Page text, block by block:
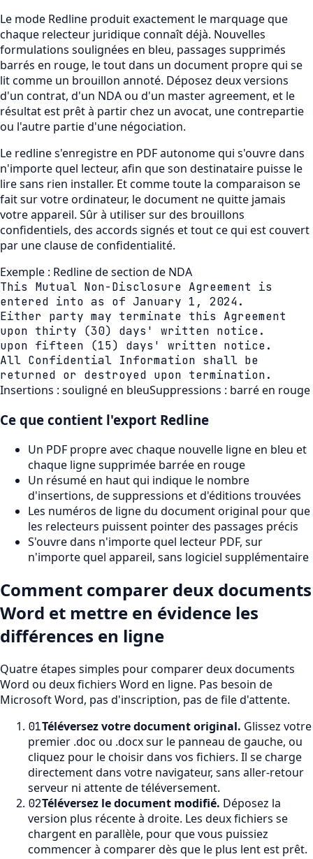
Le mode Redline produit exactement le marquage que
chaque relecteur juridique connaît déjà. Nouvelles
formulations soulignées en bleu, passages supprimés
barrés en rouge, le tout dans un document propre qui se
lit comme un brouillon annoté. Déposez deux versions
d'un contrat, d'un NDA ou d'un master agreement, et le
résultat est prêt à partir chez un avocat, une contrepartie
ou l'autre partie d'une négociation.
Le redline s'enregistre en PDF autonome qui s'ouvre dans
n'importe quel lecteur, afin que son destinataire puisse le
lire sans rien installer. Et comme toute la comparaison se
fait sur votre ordinateur, le document ne quitte jamais
votre appareil. Sûr à utiliser sur des brouillons
confidentiels, des accords signés et tout ce qui est couvert
par une clause de confidentialité.
Exemple : Redline de section de NDA
This Mutual Non-Disclosure Agreement is
entered into as of January 1, 2024.
Either party may terminate this Agreement
upon thirty (30) days' written notice.
upon fifteen (15) days' written notice.
All Confidential Information shall be
returned or destroyed upon termination.
Insertions : souligné en bleuSuppressions : barré en rouge
Ce que contient l'export Redline
Un PDF propre avec chaque nouvelle ligne en bleu et
chaque ligne supprimée barrée en rouge
Un résumé en haut qui indique le nombre
d'insertions, de suppressions et d'éditions trouvées
Les numéros de ligne du document original pour que
les relecteurs puissent pointer des passages précis
S'ouvre dans n'importe quel lecteur PDF, sur
n'importe quel appareil, sans logiciel supplémentaire
Comment comparer deux documents
Word et mettre en évidence les
différences en ligne
Quatre étapes simples pour comparer deux documents
Word ou deux fichiers Word en ligne. Pas besoin de
Microsoft Word, pas d'inscription, pas de file d'attente.
01Téléversez votre document original. Glissez votre
premier .doc ou .docx sur le panneau de gauche, ou
cliquez pour le choisir dans vos fichiers. Il se charge
directement dans votre navigateur, sans aller-retour
serveur ni attente de téléversement.
02Téléversez le document modifié. Déposez la
version plus récente à droite. Les deux fichiers se
chargent en parallèle, pour que vous puissiez
commencer à comparer dès que le plus lent est prêt.